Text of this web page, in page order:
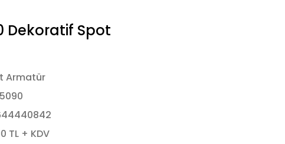
Dekoratif Spot
Armatür
TL + KDV